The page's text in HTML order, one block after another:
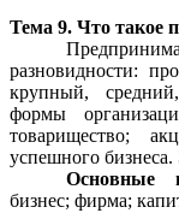
Тема 9. Что такое
разновидности:
крупный,
формы
товарищество;
успешного
Основные
бизнес; фирма;